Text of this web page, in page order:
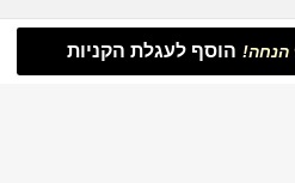
הוסף לעגלת הקניות